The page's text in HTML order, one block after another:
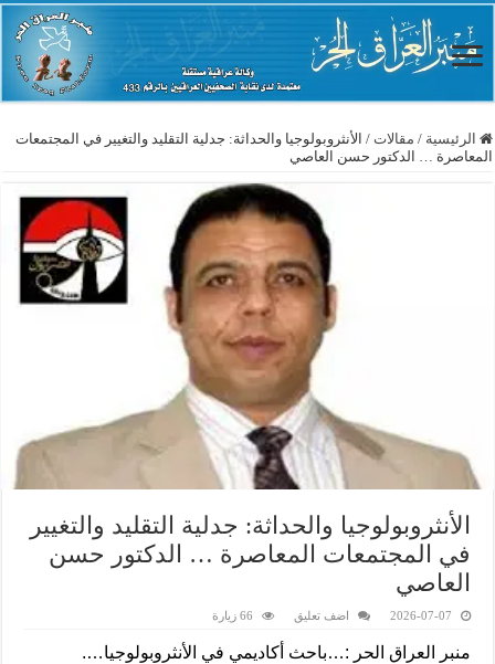
الرئيسية / مقالات / الأنثروبولوجيا والحداثة: جدلية التقليد والتغيير في المجتمعات
المعاصرة … الدكتور حسن العاصي
الأنثروبولوجيا والحداثة: جدلية التقليد والتغيير
في المجتمعات المعاصرة … الدكتور حسن
العاصي
2026-07-07 اضف تعليق 66 زيارة
منبر العراق الحر :…باحث أكاديمي في الأنثروبولوجيا….